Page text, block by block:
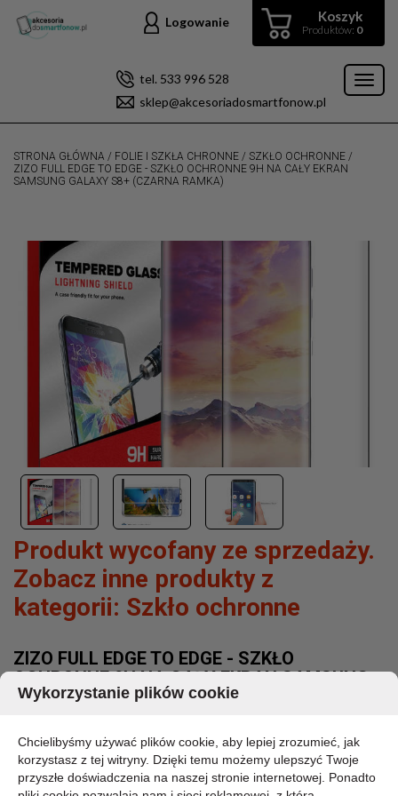
Koszyk
Produktów: 0
Logowanie
tel. 533 996 528
sklep@akcesoriadosmartfonow.pl
STRONA GŁÓWNA / FOLIE I SZKŁA CHRONNE / SZKŁO OCHRONNE /
ZIZO FULL EDGE TO EDGE - SZKŁO OCHRONNE 9H NA CAŁY EKRAN
SAMSUNG GALAXY S8+ (CZARNA RAMKA)
Produkt wycofany ze sprzedaży.
Zobacz inne produkty z
kategorii: Szkło ochronne
ZIZO FULL EDGE TO EDGE - SZKŁO
OCHRONNE 9H NA CAŁY EKRAN SAMSUNG
GALAXY S8+ (CZARNA RAMKA)
ZIZO
KOD PRODUKTU:
1FLSHD-SAMGS8PLUS-BLK
Wykorzystanie plików cookie
Chcielibyśmy używać plików cookie, aby lepiej zrozumieć, jak
korzystasz z tej witryny. Dzięki temu możemy ulepszyć Twoje
przyszłe doświadczenia na naszej stronie internetowej. Ponadto